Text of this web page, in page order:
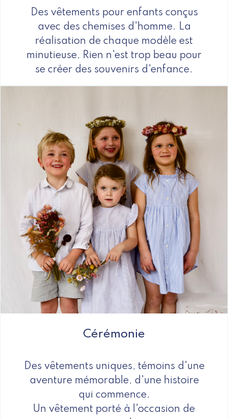
Des vêtements pour enfants conçus
avec des chemises d'homme. La
réalisation de chaque modèle est
minutieuse, Rien n'est trop beau pour
se créer des souvenirs d'enfance.
Cérémonie
Des vêtements uniques, témoins d'une
aventure mémorable, d'une histoire
qui commence.
Un vêtement porté à l'occasion de